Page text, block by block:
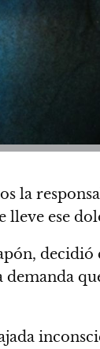
la
lleve ese